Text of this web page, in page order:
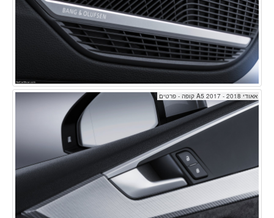
אאודי A5 2017 - 2018 קופה - פרטים